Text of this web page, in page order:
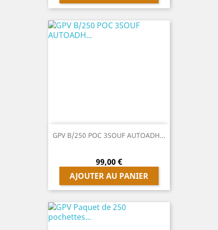
GPV B/250 POC 3SOUF AUTOADH...
Prix
99,00 €
AJOUTER AU PANIER